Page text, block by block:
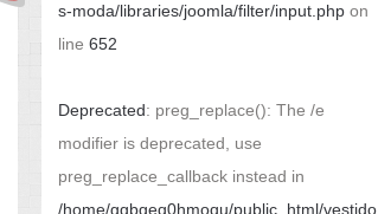
s-moda/libraries/joomla/filter/input.php on
line 652
Deprecated: preg_replace(): The /e
modifier is deprecated, use
preg_replace_callback instead in
/home/ggbgeq0hmoqu/public_html/vestido